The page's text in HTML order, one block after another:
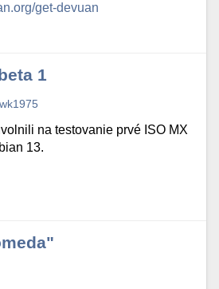
get-devuan
1
na testovanie prvé ISO MX
13.